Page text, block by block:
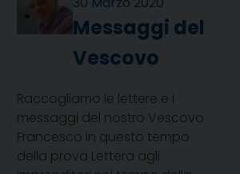
Messaggi del
Vescovo
Raccogliamo le lettere e i
messaggi del nostro Vescovo
Francesco in questo tempo
della prova Lettera agli